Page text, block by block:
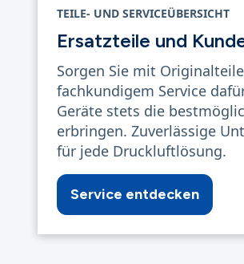
TEILE- UND SERVICEÜBERSICHT
Ersatzteile und
Sorgen Sie mit
fachkundigem Service
Geräte stets die
erbringen. Zuverlässige
für jede Druckluftlösung.
Service entdecken